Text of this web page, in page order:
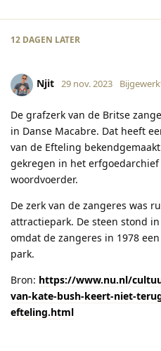
12 DAGEN LATER
Njit 29 nov. 2023
De grafzerk van de Britse
in Danse Macabre. Dat heeft
van de Efteling
gekregen in het
woordvoerder.
De zerk van de zangeres was
attractiepark. De steen stond
omdat de zangeres in 1978
park.
Bron: https://www.nu.nl/
van-kate-bush-keert-niet-
efteling.html